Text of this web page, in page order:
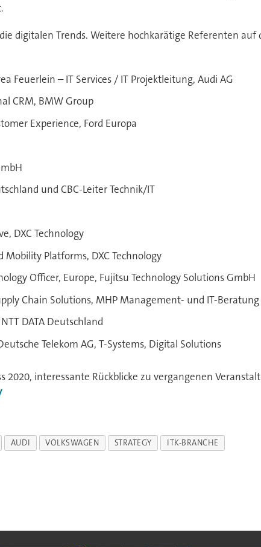
digitalen Trends. Weitere hochkarätige Referenten
Feuerlein – IT Services / IT Projektleitung, Audi AG
CRM, BMW Group
Experience, Ford Europa
und CBC-Leiter Technik/IT
DXC Technology
Platforms, DXC Technology
Officer, Europe, Fujitsu Technology Solutions GmbH
Chain Solutions, MHP Management- und IT-
DATA Deutschland
Telekom AG, T-Systems, Digital Solutions
interessante Rückblicke zu vergangenen
AUDI VOLKSWAGEN STRATEGY ITK-BRANCHE